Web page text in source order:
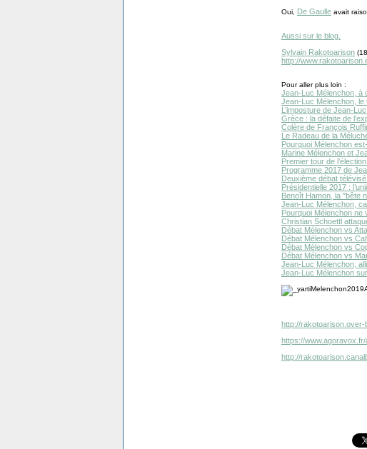
Oui, De Gaulle avait
Aussi sur le blog.
Sylvain Rakotoarison
http://
Pour aller plus loin :
Jean-Luc Mélenchon, à
Jean-Luc Mélenchon, le
L’imposture de Jean-
Grèce : la défaite de
Colère de François
Le Radeau de la
Pourquoi Mélenchon
Marine Mélenchon et
Premier tour de
Programme 2017 de
Deuxième débat
Présidentielle 2017 :
Benoît Hamon, la "bête
Jean-Luc Mélenchon,
Pourquoi Mélenchon ne
Christian Schoettl
Débat Mélenchon vs
Débat Mélenchon vs
Débat Mélenchon vs
Débat Mélenchon vs
Jean-Luc Mélenchon,
Jean-Luc Mélenchon
http://
https://
http://